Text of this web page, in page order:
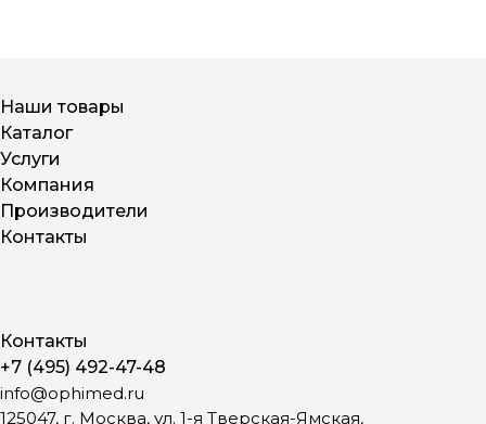
Наши товары
Каталог
Услуги
Компания
Производители
Контакты
Контакты
+7 (495) 492-47-48
info@ophimed.ru
125047, г. Москва, ул. 1-я Тверская-Ямская,